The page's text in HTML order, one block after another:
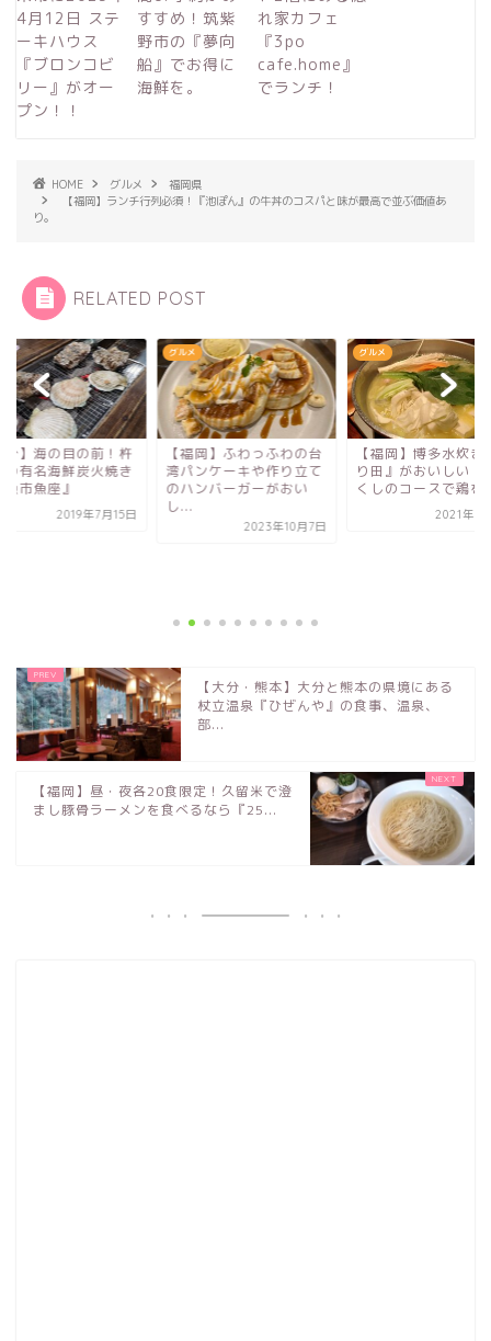
4月12日 ステ
ーキハウス
『ブロンコビ
リー』がオー
プン！！
すすめ！筑紫
野市の『夢向
船』でお得に
海鮮を。
れ家カフェ
『3po
cafe.home』
でランチ！
HOME グルメ
福岡県
【福岡】ランチ行列必須！『池ぽん』の牛丼のコスパと味が最高で並ぶ価値あ
り。
RELATED POST
分】海の目の前！杵
の有名海鮮炭火焼き
市魚座』
2019年7月15日
グルメ
【福岡】ふわっふわの台
湾パンケーキや作り立て
のハンバーガーがおい
し...
2023年10月7日
グルメ
【福岡】博多水炊き
り田』がおいしい！
くしのコースで鶏を
2021年8
【大分・熊本】大分と熊本の県境にある
杖立温泉『ひぜんや』の食事、温泉、
部...
【福岡】昼・夜各20食限定！久留米で澄
まし豚骨ラーメンを食べるなら『25...